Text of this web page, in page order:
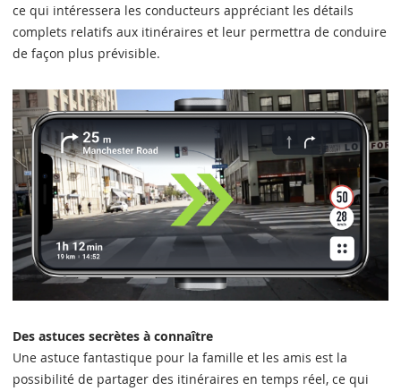
ce qui intéressera les conducteurs appréciant les détails
complets relatifs aux itinéraires et leur permettra de conduire
de façon plus prévisible.
Des astuces secrètes à connaître
Une astuce fantastique pour la famille et les amis est la
possibilité de partager des itinéraires en temps réel, ce qui